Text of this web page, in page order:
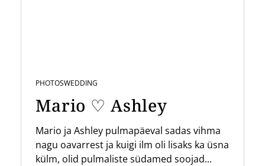
PHOTOSWEDDING
Mario ♡ Ashley
Mario ja Ashley pulmapäeval sadas vihma
nagu oavarrest ja kuigi ilm oli lisaks ka üsna
külm, olid pulmaliste südamed soojad...